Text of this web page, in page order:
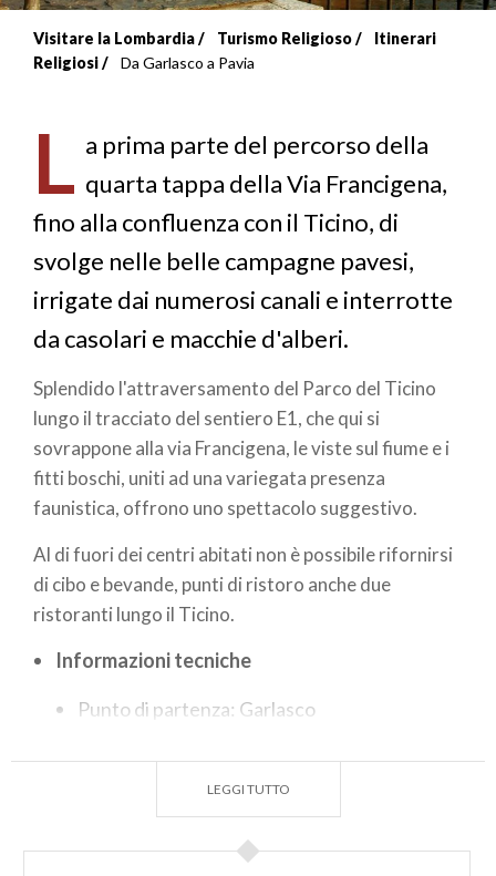
Briciole
pane
Visitare la Lombardia Turismo Religioso
Itinerari
Religiosi
Da Garlasco a Pavia
L a prima parte del percorso della
quarta tappa della Via Francigena,
fino alla confluenza con il Ticino, di
svolge nelle belle campagne pavesi,
irrigate dai numerosi canali e interrotte
da casolari e macchie d'alberi.
Splendido l'attraversamento del Parco del Ticino
lungo il tracciato del sentiero E1, che qui si
sovrappone alla via Francigena, le viste sul fiume e i
fitti boschi, uniti ad una variegata presenza
faunistica, offrono uno spettacolo suggestivo.
Al di fuori dei centri abitati non è possibile rifornirsi
di cibo e bevande, punti di ristoro anche due
ristoranti lungo il Ticino.
Informazioni tecniche
Punto di partenza: Garlasco
Mezzi di percorrenza: piedi, bici, auto
LEGGI TUTTO